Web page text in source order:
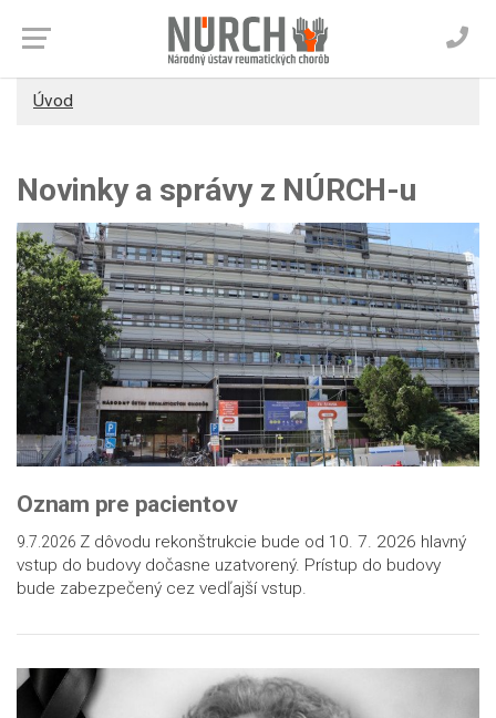
Úvod
Novinky a správy z NÚRCH-u
Oznam pre pacientov
9.7.2026 Z dôvodu rekonštrukcie bude od 10. 7. 2026 hlavný
vstup do budovy dočasne uzatvorený. Prístup do budovy
bude zabezpečený cez vedľajší vstup.